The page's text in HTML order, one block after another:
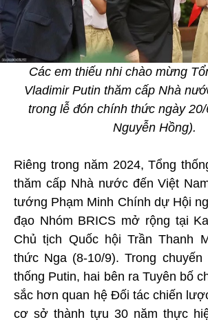
Các em thiếu nhi chào mừng
Vladimir Putin thăm cấp Nhà
trong lễ đón chính thức ngày
Nguyễn Hồng).
Riêng trong năm 2024, Tổng
thăm cấp Nhà nước đến Việt
tướng Phạm Minh Chính dự Hội
đạo Nhóm BRICS mở rộng tại
Chủ tịch Quốc hội Trần Thanh
thức Nga (8-10/9). Trong chuyến
thống Putin, hai bên ra Tuyên bố
sắc hơn quan hệ Đối tác chiến
cơ sở thành tựu 30 năm thực